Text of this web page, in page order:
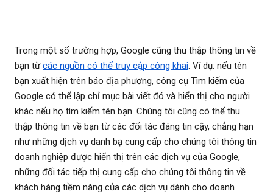
Trong một số trường hợp, Google cũng thu thập thông tin về
bạn từcác nguồn có thể truy cập công khai. Ví dụ: nếu tên
bạn xuất hiện trên báo địa phương, công cụ Tìm kiếm của
Google có thể lập chỉ mục bài viết đó và hiển thị cho người
khác nếu họ tìm kiếm tên bạn. Chúng tôi cũng có thể thu
thập thông tin về bạn từ các đối tác đáng tin cậy, chẳng hạn
như những dịch vụ danh bạ cung cấp cho chúng tôi thông tin
doanh nghiệp được hiển thị trên các dịch vụ của Google,
những đối tác tiếp thị cung cấp cho chúng tôi thông tin về
khách hàng tiềm năng của các dịch vụ dành cho doanh